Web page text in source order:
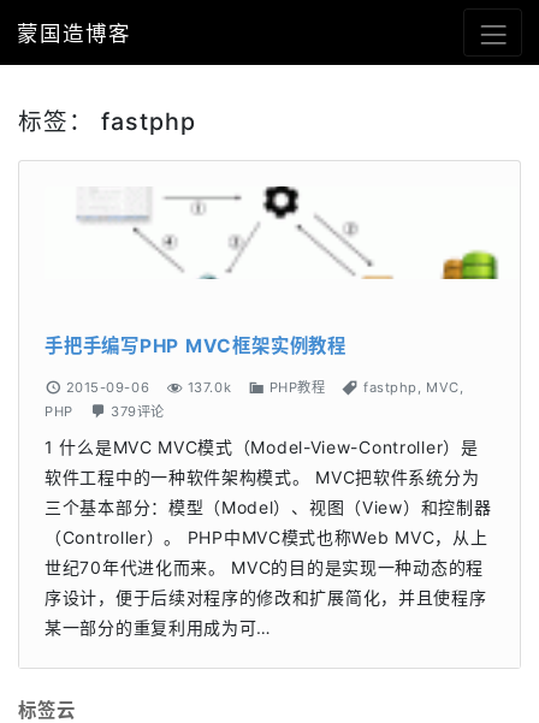
蒙国造博客
标签： fastphp
手把手编写PHP MVC框架实例教程
2015-09-06 137.0k PHP教程 fastphp MVC
PHP
379评论
1 什么是MVC MVC模式（Model-View-Controller）是
软件工程中的一种软件架构模式。 MVC把软件系统分为
三个基本部分：模型（Model）、视图（View）和控制器
（Controller）。 PHP中MVC模式也称Web MVC，从上
世纪70年代进化而来。 MVC的目的是实现一种动态的程
序设计，便于后续对程序的修改和扩展简化，并且使程序
某一部分的重复利用成为可…
标签云